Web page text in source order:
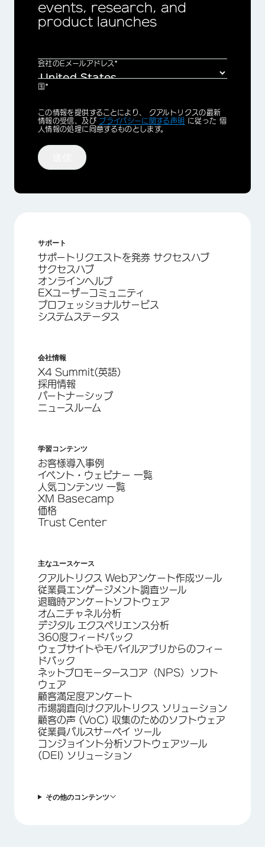
events, research, and
product launches
会社のEメールアドレス*
国*
Privacy
Optin
この情報を提供することにより、 クアルトリクスの最新
情報の受信、及び プライバシーに関する声明 に従った 個
人情報の処理に同意するものとします。
サポート
サポートリクエストを発券 サクセスハブ
サクセスハブ
オンラインヘルプ
EXユーザーコミュニティ
プロフェッショナルサービス
システムステータス
会社情報
X4 Summit(英語)
採用情報
パートナーシップ
ニュースルーム
学習コンテンツ
お客様導入事例
イベント・ウェビナー 一覧
人気コンテンツ 一覧
XM Basecamp
価格
Trust Center
主なユースケース
クアルトリクス Webアンケート作成ツール
従業員エンゲージメント調査ツール
退職時アンケートソフトウェア
オムニチャネル分析
デジタル エクスペリエンス分析
360度フィードバック
ウェブサイトやモバイルアプリからのフィー
ドバック
ネットプロモータースコア（NPS）ソフト
ウェア
顧客満足度アンケート
市場調査向けクアルトリクス ソリューション
顧客の声 (VoC) 収集のためのソフトウェア
従業員パルスサーベイ ツール
コンジョイント分析ソフトウェアツール
(DEI) ソリューション
その他のコンテンツ